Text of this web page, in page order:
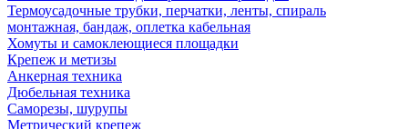
Термоусадочные трубки, перчатки, ленты, спираль
монтажная, бандаж, оплетка кабельная
Хомуты и самоклеющиеся площадки
Крепеж и метизы
Анкерная техника
Дюбельная техника
Саморезы, шурупы
Метрический крепеж